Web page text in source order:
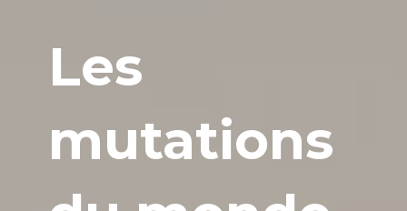
Les
mutations